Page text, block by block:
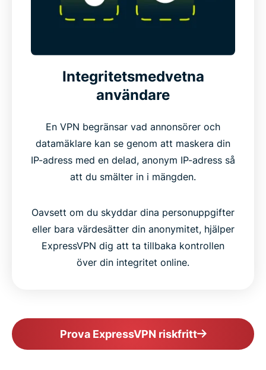
Integritetsmedvetna
användare
En VPN begränsar vad annonsörer och
datamäklare kan se genom att maskera din
IP-adress med en delad, anonym IP-adress så
att du smälter in i mängden.
Oavsett om du skyddar dina personuppgifter
eller bara värdesätter din anonymitet, hjälper
ExpressVPN dig att ta tillbaka kontrollen
över din integritet online.
Prova ExpressVPN riskfritt